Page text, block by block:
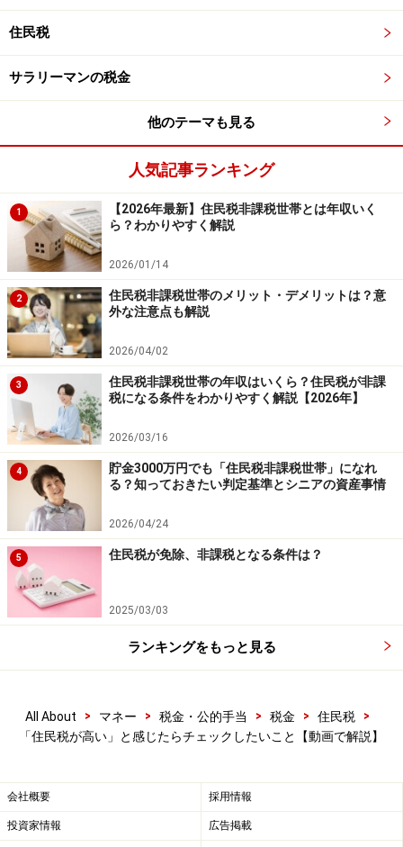
除、社会保険料控除、生命保険料控除、小規模企業共済
等掛金控除（個人型確定拠出年金等）、扶養控除等に漏
れの所得控除等がないか、確認してみましょう。
自営業者なら、上記の所得控除等とは別に必要経費等に
漏れはなかったか、確認してみましょう。修正申告で課
税所得が少なくなれば、個人住民税も少なくなり還付さ
れる可能性もあるのです。
個人住民税が支払えないとき、減免や猶予
の制度もあり
災害にあったときや死亡したとき、生活扶助を受けてい
るとき等、市町村民税を納めるにあたって困難な事情が
あるときは、その状況に応じて市町村民税の減免を受け
られる場合があります。市町村民税の減免や猶予を受け
られることを確認してから道府県民税を減免・猶予する
都道府県が多いのです。
詳しくはお住まいの地域の各区役所または各市税事務所
にお尋ねください（参考：
新型コロナの影響により納税が困難な方へ
新型コロナウイルス感染症の影響により、住民税の納付
が難しい方には、次の場合に「地方税における猶予制
・災害により財産に相当な損失が生じた場合
住民税
サラリーマンの税金
他のテーマも見る
人気記事ランキング
1
【2026年最新】住民税非課税世帯とは年収いく
ら？わかりやすく解説
2026/01/14
2
住民税非課税世帯のメリット・デメリットは？意
外な注意点も解説
2026/04/02
3
住民税非課税世帯の年収はいくら？住民税が非課
税になる条件をわかりやすく解説【2026年】
2026/03/16
4
貯金3000万円でも「住民税非課税世帯」になれ
る？知っておきたい判定基準とシニアの資産事情
2026/04/24
5 住民税が免除、非課税となる条件は？
2025/03/03
ランキングをもっと見る
All About > マネー > 税金・公的手当 > 税金 > 住民税
>
「住民税が高い」と感じたらチェックしたいこと【動画で解説】
会社概要 採用情報
投資家情報 広告掲載